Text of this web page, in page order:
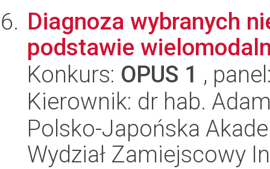
Diagnoza wybranych
podstawie
Konkurs: OPUS 1 ,
Kierownik: dr hab.
Polsko-Japońska
Wydział Zamiejscowy